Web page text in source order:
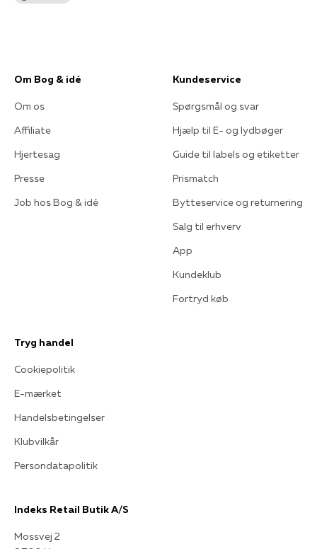
Om Bog & idé
Om os
Affiliate
Hjertesag
Presse
Job hos Bog & idé
Kundeservice
Spørgsmål og svar
Hjælp til E- og lydbøger
Guide til labels og etiketter
Prismatch
Bytteservice og returnering
Salg til erhverv
App
Kundeklub
Fortryd køb
Tryg handel
Cookiepolitik
E-mærket
Handelsbetingelser
Klubvilkår
Persondatapolitik
Indeks Retail Butik A/S
Mossvej 2